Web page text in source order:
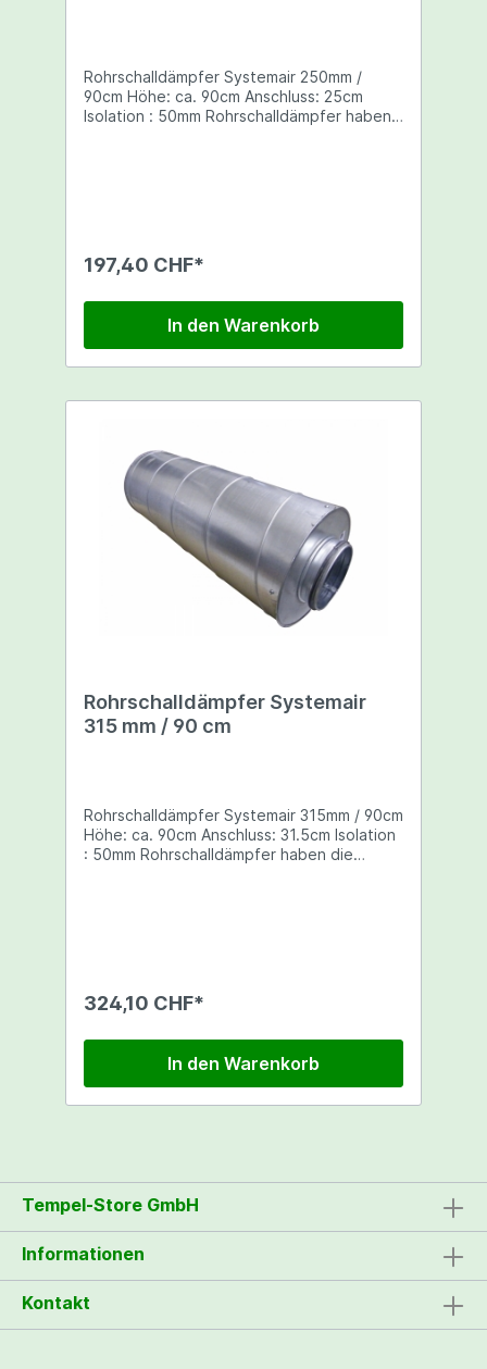
Rohrschalldämpfer Systemair 250mm /
90cm Höhe: ca. 90cm Anschluss: 25cm
Isolation : 50mm Rohrschalldämpfer haben
197,40 CHF*
In den Warenkorb
Rohrschalldämpfer Systemair
315 mm / 90 cm
Rohrschalldämpfer Systemair 315mm / 90cm
Höhe: ca. 90cm Anschluss: 31.5cm Isolation
: 50mm Rohrschalldämpfer haben die
324,10 CHF*
In den Warenkorb
Tempel-Store GmbH
Informationen
Kontakt